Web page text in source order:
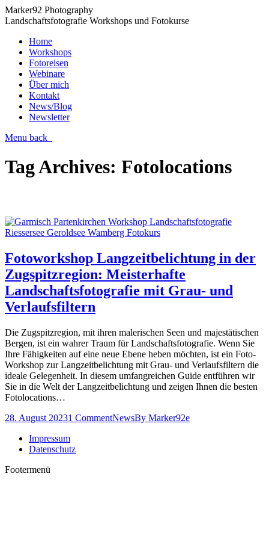
Marker92 Photography
Landschaftsfotografie Workshops und Fotokurse
Home
Workshops
Fotoreisen
Webinare
Über mich
Kontakt
News/Blog
Newsletter
Menu back
Tag Archives: Fotolocations
Fotoworkshop Langzeitbelichtung in der
Zugspitzregion: Meisterhafte
Landschaftsfotografie mit Grau- und
Verlaufsfiltern
Die Zugspitzregion, mit ihren malerischen Seen und majestätischen
Bergen, ist ein wahrer Traum für Landschaftsfotografie. Wenn Sie
Ihre Fähigkeiten auf eine neue Ebene heben möchten, ist ein Foto-
Workshop zur Langzeitbelichtung mit Grau- und Verlaufsfiltern die
ideale Gelegenheit. In diesem umfangreichen Guide entführen wir
Sie in die Welt der Langzeitbelichtung und zeigen Ihnen die besten
Fotolocations…
28. August 20231 CommentNewsBy Marker92e
Impressum
Datenschutz
Footermenü